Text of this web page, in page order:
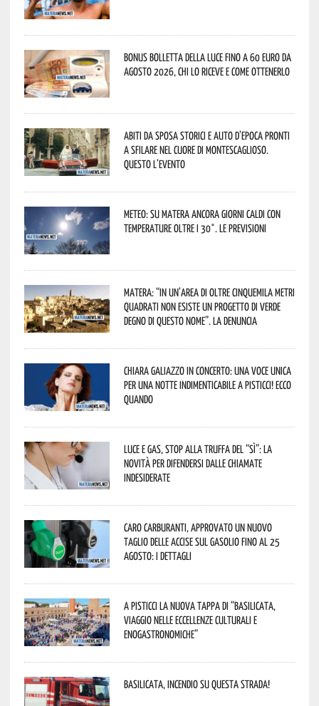
Bonus bolletta della luce fino a 60 euro da
agosto 2026, chi lo riceve e come ottenerlo
Abiti da sposa storici e auto d’epoca pronti
a sfilare nel cuore di Montescaglioso.
Questo l’evento
Meteo: su Matera ancora giorni caldi con
temperature oltre i 30°. Le previsioni
Matera: “In un’area di oltre cinquemila metri
quadrati non esiste un progetto di verde
degno di questo nome”. La denuncia
Chiara Galiazzo in concerto: una voce unica
per una notte indimenticabile a Pisticci! Ecco
quando
Luce e gas, stop alla truffa del “Sì”: la
novità per difendersi dalle chiamate
indesiderate
Caro carburanti, approvato un nuovo
taglio delle accise sul gasolio fino al 25
agosto: i dettagli
A Pisticci la nuova tappa di “Basilicata,
viaggio nelle eccellenze culturali e
enogastronomiche”
Basilicata, incendio su questa strada!